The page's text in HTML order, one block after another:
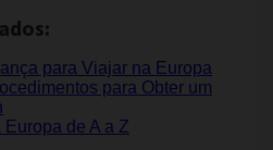
para Viajar na Europa
para Obter um
de A a Z